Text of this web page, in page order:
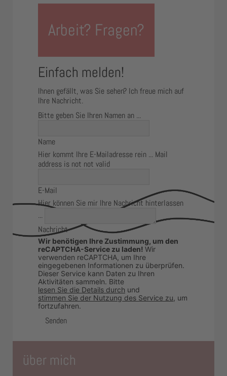
Arbeit? Fragen?
Einfach melden!
Ihnen gefällt, was Sie sehen? Ich freue mich auf
Ihre Nachricht.
Bitte geben Sie Ihren Namen an ...
Name
Hier kommt Ihre E-Mailadresse rein ... Mail
address is not not valid
E-Mail
Hier können Sie mir Ihre Nachricht hinterlassen
...
Nachricht
Wir benötigen Ihre Zustimmung, um den
reCAPTCHA-Service zu laden! Wir
verwenden reCAPTCHA, um Ihre
eingegebenen Informationen zu überprüfen.
Dieser Service kann Daten zu Ihren
Aktivitäten sammeln. Bitte
lesen Sie die Details durch und
stimmen Sie der Nutzung des Service zu, um
fortzufahren.
über mich